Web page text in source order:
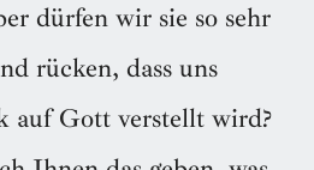
dürfen wir sie so sehr
rücken, dass uns
auf Gott verstellt wird?